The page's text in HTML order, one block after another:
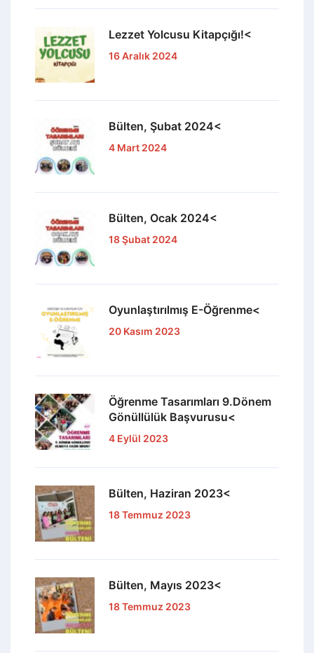
Lezzet Yolcusu Kitapçığı!<
16 Aralık 2024
Bülten, Şubat 2024<
4 Mart 2024
Bülten, Ocak 2024<
18 Şubat 2024
Oyunlaştırılmış E-Öğrenme<
20 Kasım 2023
Öğrenme Tasarımları 9.Dönem
Gönüllülük Başvurusu<
4 Eylül 2023
Bülten, Haziran 2023<
18 Temmuz 2023
Bülten, Mayıs 2023<
18 Temmuz 2023